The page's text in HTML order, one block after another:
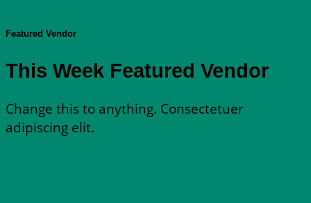
Featured Vendor
This Week Featured Vendor
Change this to anything. Consectetuer
adipiscing elit.